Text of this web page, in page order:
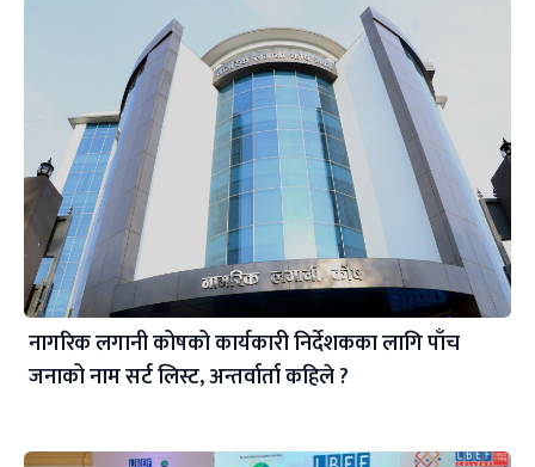
नागरिक लगानी कोषको कार्यकारी निर्देशकका लागि पाँच
जनाको नाम सर्ट लिस्ट, अन्तर्वार्ता कहिले ?